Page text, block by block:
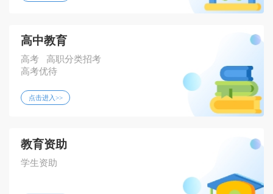
高中教育
高考
高职分类招考
高考优待
点击进入>>
教育资助
学生资助